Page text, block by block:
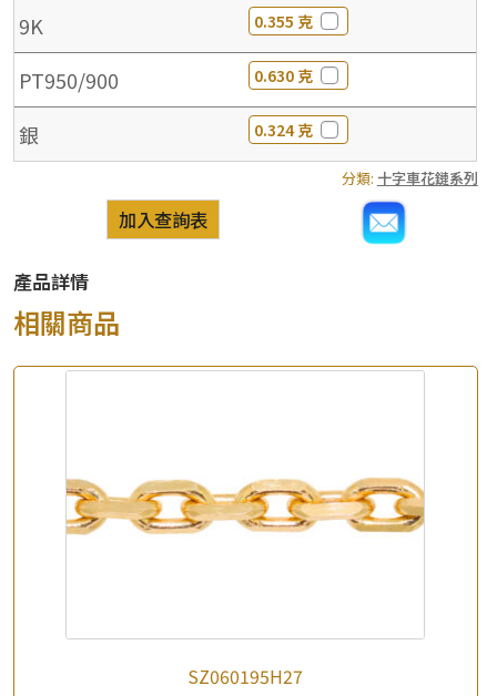
9K 0.355 克
PT950/900 0.630 克
銀 0.324 克
分類: 十字車花鏈系列
加入查詢表
產品詳情
相關商品
SZ060195H27